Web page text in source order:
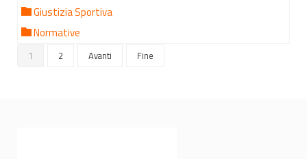
Giustizia Sportiva
Normative
1 2 Avanti Fine